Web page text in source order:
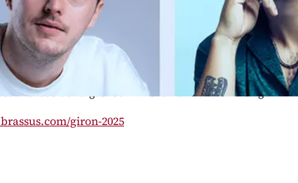
commun entre Blaise Bersinger, Renaud de Vargas,
Provenzano ? Ils sont tous les quatre des humoristes
et reconnus au-delà de nos frontières, cette
et une bonne humeur communicative au fil de leurs
Renaud de VargasYoann ProvenzanoBlaise Bersinger
giron-2025